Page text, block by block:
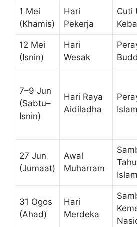
1 Mei
(Khamis)
Hari
Pekerja
Cuti
12 Mei
(Isnin)
Hari
Wesak
7–9 Jun
(Sabtu–
Isnin)
Hari Raya
Aidiladha
Islam
27 Jun
(Jumaat)
Awal
Muharram
Islam
31 Ogos
(Ahad)
Hari
Merdeka